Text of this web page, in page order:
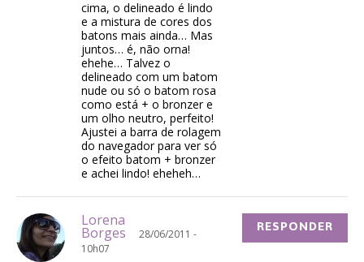
cima, o delineado é lindo
e a mistura de cores dos
batons mais ainda… Mas
juntos… é, não orna!
ehehe… Talvez o
delineado com um batom
nude ou só o batom rosa
como está + o bronzer e
um olho neutro, perfeito!
Ajustei a barra de rolagem
do navegador para ver só
o efeito batom + bronzer
e achei lindo! eheheh…
Lorena
Borges
28/06/2011 -
10h07
RESPONDER